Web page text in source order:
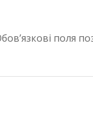
поля